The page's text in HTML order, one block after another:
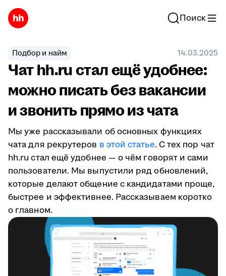
Поиск
Подбор и найм 14.03.2025
Чат hh.ru стал ещё удобнее:
можно писать без вакансии
и звонить прямо из чата
Мы уже рассказывали об основных функциях
чата для рекрутеров в этой статье. С тех пор чат
hh.ru стал ещё удобнее — о чём говорят и сами
пользователи. Мы выпустили ряд обновлений,
которые делают общение с кандидатами проще,
быстрее и эффективнее. Рассказываем коротко
о главном.